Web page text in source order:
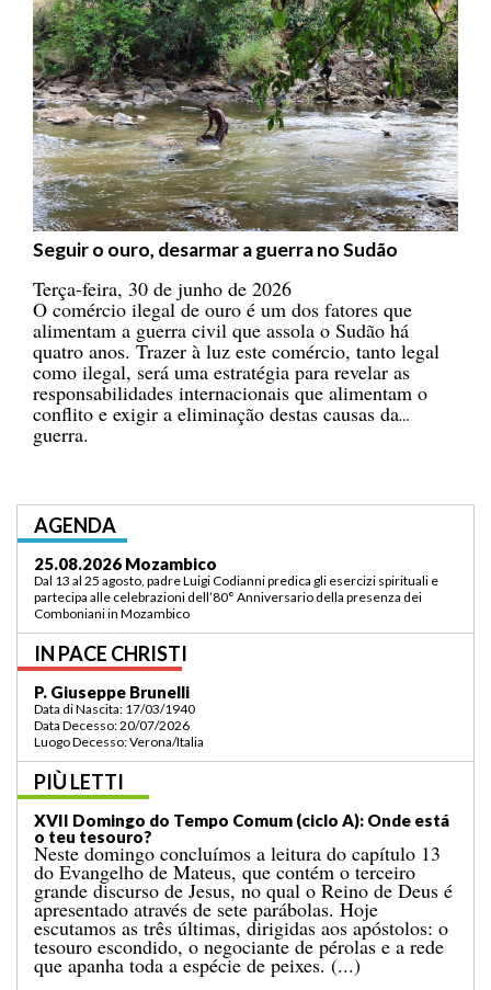
Seguir o ouro, desarmar a guerra no Sudão
Terça-feira, 30 de junho de 2026
O comércio ilegal de ouro é um dos fatores que
alimentam a guerra civil que assola o Sudão há
quatro anos. Trazer à luz este comércio, tanto legal
como ilegal, será uma estratégia para revelar as
responsabilidades internacionais que alimentam o
conflito e exigir a eliminação destas causas da
guerra.
AGENDA
03.09.2026 Lomé/Togo
Padre Luigi Codianni e padre Elias Sindjalim partecipano dal 26 agosto al 3
settembre all’incontro della commissione ASCAF sulla riorganizzazione
della regione a Lomé/Togo
IN PACE CHRISTI
P. Bruno Bordonali
Data di Nascita: 01/07/1942
Data Decesso: 13/07/2026
Luogo Decesso: Verona /Italia
PIÙ LETTI
XIX Domingo do Tempo Comum (ciclo A): “Ordena-
me que vá ter contigo!”
O Evangelho do domingo passado narrava-nos o
milagre da multiplicação dos pães para uma grande
multidão, num lugar deserto, que terminou com a
recolha de doze cestos cheios de sobras. A esse
acontecimento segue-se o conhecido episódio de
hoje, no qual Jesus caminha sobre o mar. [...]